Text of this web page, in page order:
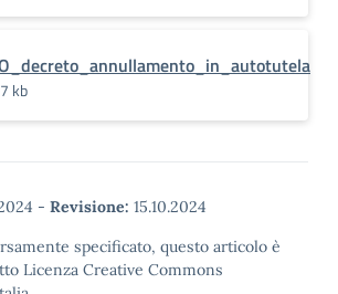
kb
- Revisione: 15.10.2024
specificato, questo articolo è
Licenza Creative Commons